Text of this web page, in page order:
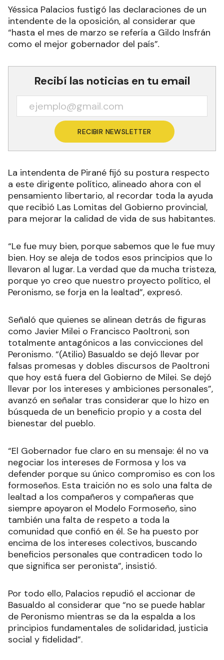
Yéssica Palacios fustigó las declaraciones de un
intendente de la oposición, al considerar que
“hasta el mes de marzo se refería a Gildo Insfrán
como el mejor gobernador del país”.
Recibí las noticias en tu email
RECIBIR NEWSLETTER
La intendenta de Pirané fijó su postura respecto
a este dirigente político, alineado ahora con el
pensamiento libertario, al recordar toda la ayuda
que recibió Las Lomitas del Gobierno provincial,
para mejorar la calidad de vida de sus habitantes.
“Le fue muy bien, porque sabemos que le fue muy
bien. Hoy se aleja de todos esos principios que lo
llevaron al lugar. La verdad que da mucha tristeza,
porque yo creo que nuestro proyecto político, el
Peronismo, se forja en la lealtad”, expresó.
Señaló que quienes se alinean detrás de figuras
como Javier Milei o Francisco Paoltroni, son
totalmente antagónicos a las convicciones del
Peronismo. “(Atilio) Basualdo se dejó llevar por
falsas promesas y dobles discursos de Paoltroni
que hoy está fuera del Gobierno de Milei. Se dejó
llevar por los intereses y ambiciones personales”,
avanzó en señalar tras considerar que lo hizo en
búsqueda de un beneficio propio y a costa del
bienestar del pueblo.
“El Gobernador fue claro en su mensaje: él no va
negociar los intereses de Formosa y los va
defender porque su único compromiso es con los
formoseños. Esta traición no es solo una falta de
lealtad a los compañeros y compañeras que
siempre apoyaron el Modelo Formoseño, sino
también una falta de respeto a toda la
comunidad que confió en él. Se ha puesto por
encima de los intereses colectivos, buscando
beneficios personales que contradicen todo lo
que significa ser peronista”, insistió.
Por todo ello, Palacios repudió el accionar de
Basualdo al considerar que “no se puede hablar
de Peronismo mientras se da la espalda a los
principios fundamentales de solidaridad, justicia
social y fidelidad”.